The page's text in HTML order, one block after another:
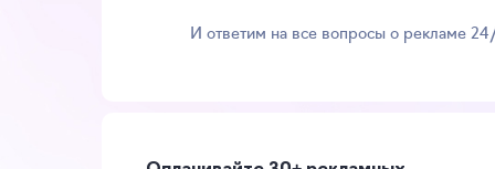
И ответим на все вопросы о рекламе
Начать зарабатывать